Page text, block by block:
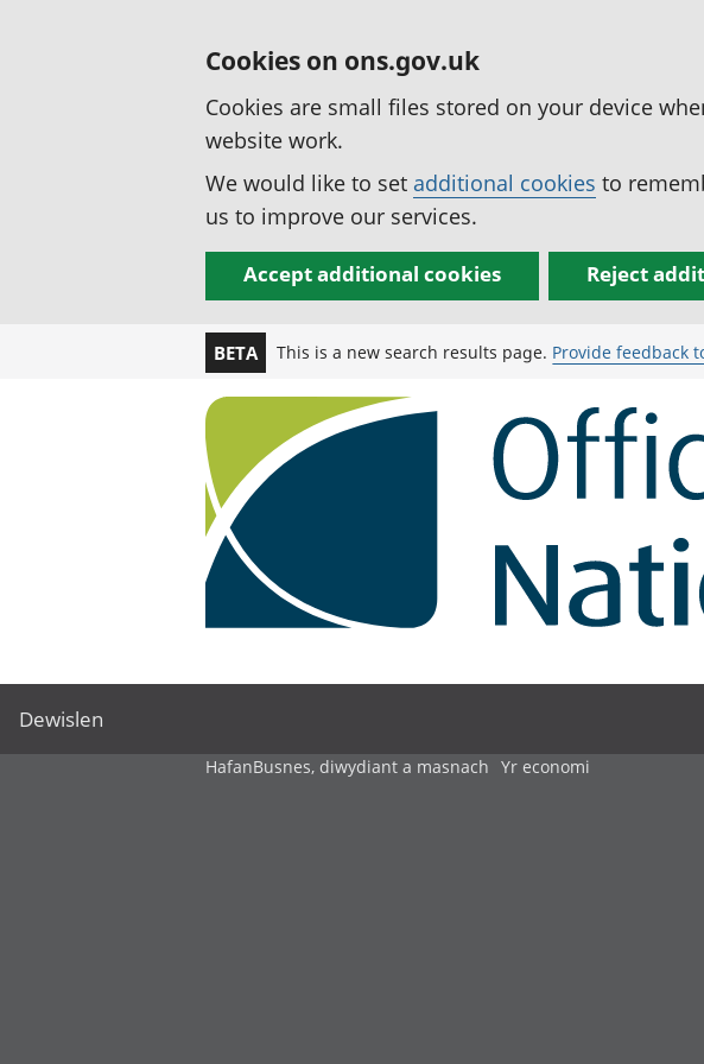
Cookies on ons.gov.uk
Cookies are small files stored on your device
website work.
We would like to set additional cookies to
us to improve our services.
Accept additional cookies Reject
BETA This is a new search results page. Provide feedback
Dewislen
HafanBusnes, diwydiant a masnach Yr economi